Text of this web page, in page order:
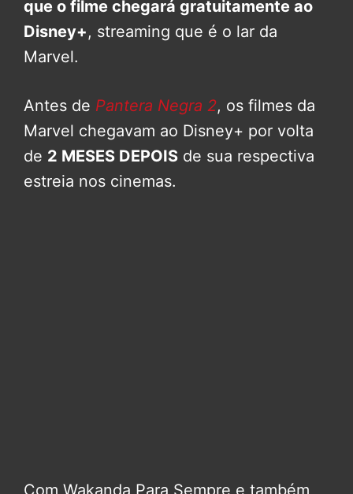
que o filme chegará gratuitamente ao
Disney+, streaming que é o lar da
Marvel.
Antes de Pantera Negra 2, os filmes da
Marvel chegavam ao Disney+ por volta
de 2 MESES DEPOIS de sua respectiva
estreia nos cinemas.
Com Wakanda Para Sempre e também